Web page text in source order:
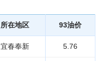
所在地区 93油价
宜春奉新 5.76